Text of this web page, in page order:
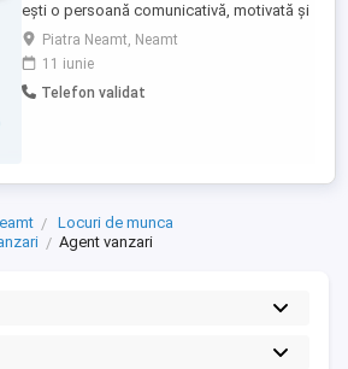
ești o persoană comunicativă, motivată și
îți dorești un venit atractiv, te așteptăm
alături de noi! Poziție disponibilă:
Consultant vânzări asigurări Experiența în
domeniul asigurărilor reprezintă un
Piatra Neamt, Neamt
11 iunie
Telefon validat
Locuri de munca
Agent vanzari